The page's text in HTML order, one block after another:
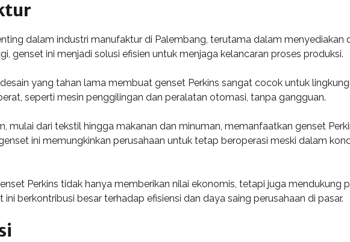
dalam industri manufaktur di Palembang, terutama dalam menyediakan
genset ini menjadi solusi efisien untuk menjaga kelancaran proses produksi.
yang tahan lama membuat genset Perkins sangat cocok untuk
seperti mesin penggilingan dan peralatan otomasi, tanpa gangguan.
mulai dari tekstil hingga makanan dan minuman, memanfaatkan genset
ini memungkinkan perusahaan untuk tetap beroperasi meski dalam
Perkins tidak hanya memberikan nilai ekonomis, tetapi juga mendukung
berkontribusi besar terhadap efisiensi dan daya saing perusahaan di pasar.